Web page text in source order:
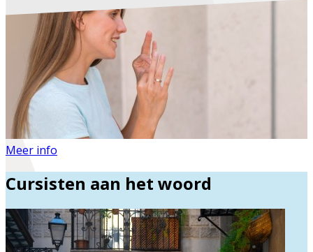
Meer info
Cursisten aan het woord